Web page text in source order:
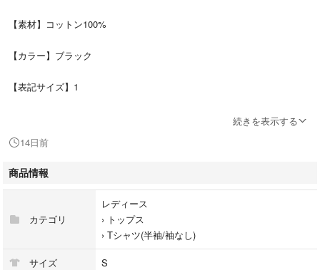
【素材】コットン100%
【カラー】ブラック
【表記サイズ】1
【詳細サイズ】着丈：56.5cm 肩幅：53cm 袖丈：24.5cm 身幅：57cm
【付属品】なし
【状態説明】少々使用感が感じられる他、特に目立った傷や汚れ等はござ
※商品発送時は、無理のない程度になるべくコンパクトにして梱包させて
いただきます。予めご了承ください。
続きを表示する
14日前
商品情報
カテゴリ
レディース
› トップス
› Tシャツ(半袖/袖なし)
サイズ S